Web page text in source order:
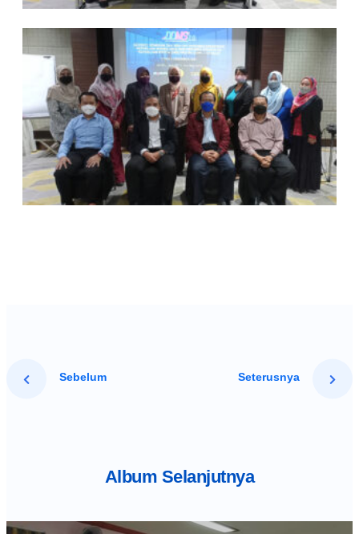
Sebelum Seterusnya
Album Selanjutnya